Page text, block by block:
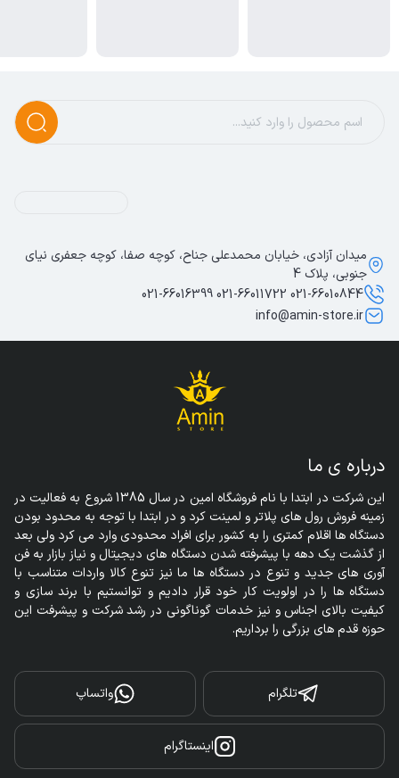
درباره ی ما
حوزه قدم های بزرگی را برداریم.
تلگرام واتساپ
اینستاگرام
میدان آزادی، خیابان محمدعلی جناح، کوچه صفا، کوچه جعفری نیای
جنوبی، پلاک 4
021-66010844 021-66011722 021-66016399
info@amin-store.ir